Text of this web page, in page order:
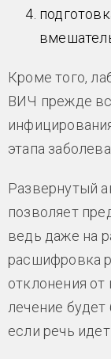
Кроме того,
ВИЧ прежде
этапа
Развернутый
позволяет
ведь даже на
расшифровка
отклонения
лечение
если речь